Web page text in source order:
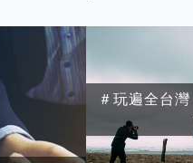
＃玩遍全台